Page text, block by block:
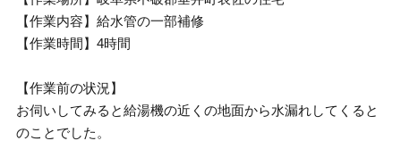
【作業内容】給水管の一部補修
【作業時間】4時間
【作業前の状況】
お伺いしてみると給湯機の近くの地面から水漏れしてくると
のことでした。